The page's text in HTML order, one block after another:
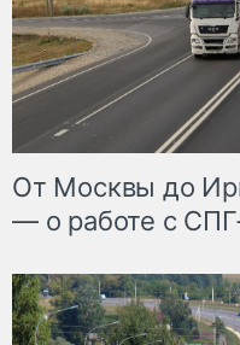
От Москвы до
— о работе с